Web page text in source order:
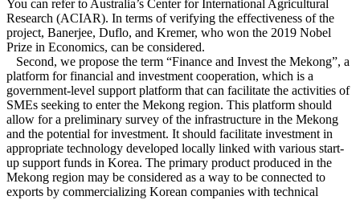
You can refer to Australia’s Center for International Agricultural
Research (ACIAR). In terms of verifying the effectiveness of the
project, Banerjee, Duflo, and Kremer, who won the 2019 Nobel
Prize in Economics, can be considered.
Second, we propose the term “Finance and Invest the Mekong”, a
platform for financial and investment cooperation, which is a
government-level support platform that can facilitate the activities of
SMEs seeking to enter the Mekong region. This platform should
allow for a preliminary survey of the infrastructure in the Mekong
and the potential for investment. It should facilitate investment in
appropriate technology developed locally linked with various start-
up support funds in Korea. The primary product produced in the
Mekong region may be considered as a way to be connected to
exports by commercializing Korean companies with technical